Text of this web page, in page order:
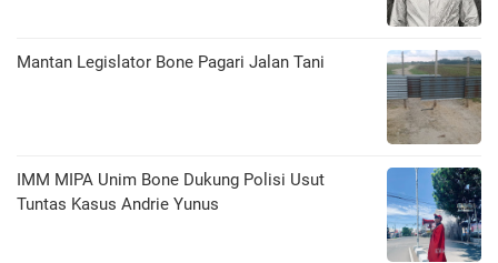
Mantan Legislator Bone Pagari Jalan Tani
IMM MIPA Unim Bone Dukung Polisi Usut
Tuntas Kasus Andrie Yunus